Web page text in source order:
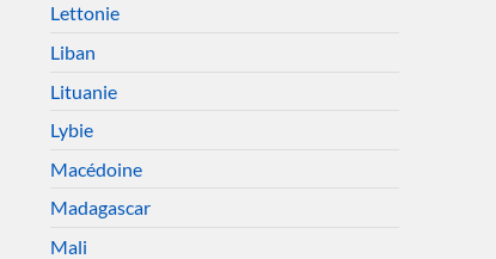
Lettonie
Liban
Lituanie
Lybie
Macédoine
Madagascar
Mali